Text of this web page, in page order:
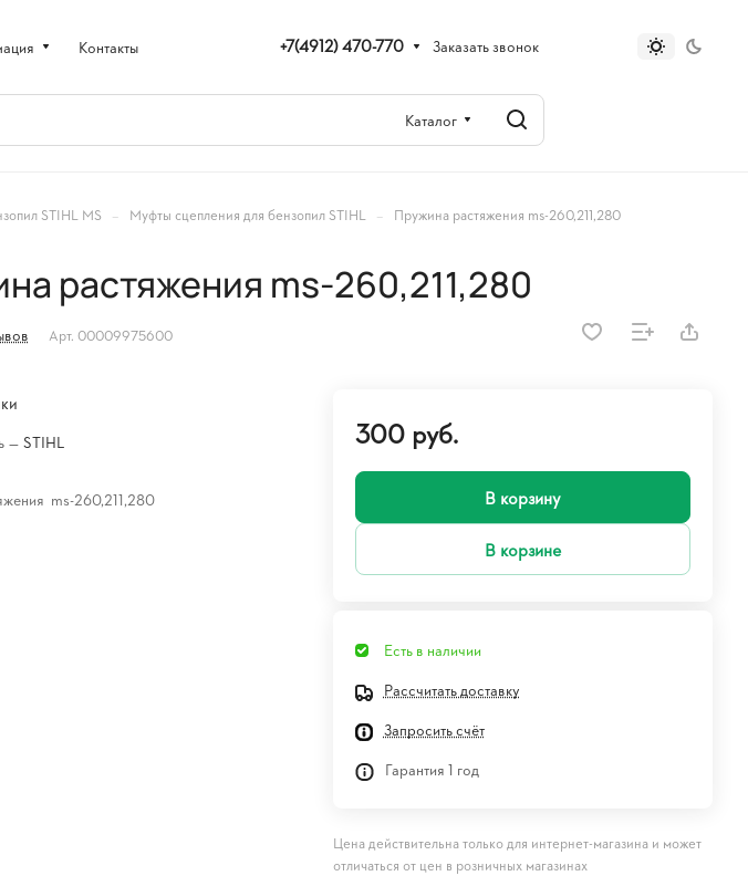
Контакты +7(4912) 470-770 Заказать звонок
Каталог
STIHL MS – Муфты сцепления для бензопил STIHL – Пружина растяжения ms-260,211,280
растяжения ms-260,211,280
Арт. 00009975600
— STIHL
ms-260,211,280
300 руб.
В корзину
В корзине
Есть в наличии
Рассчитать доставку
Запросить счёт
Гарантия 1 год
Цена действительна только для интернет-магазина и может
отличаться от цен в розничных магазинах